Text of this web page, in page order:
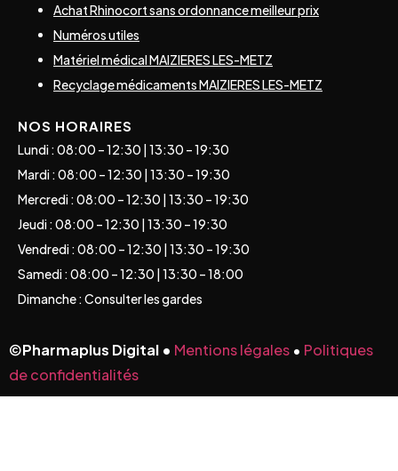
Achat Rhinocort sans ordonnance meilleur prix
Numéros utiles
Matériel médical MAIZIERES LES-METZ
Recyclage médicaments MAIZIERES LES-METZ
NOS HORAIRES
Lundi : 08:00 – 12:30 | 13:30 – 19:30
Mardi : 08:00 – 12:30 | 13:30 – 19:30
Mercredi : 08:00 – 12:30 | 13:30 – 19:30
Jeudi : 08:00 – 12:30 | 13:30 – 19:30
Vendredi : 08:00 – 12:30 | 13:30 – 19:30
Samedi : 08:00 – 12:30 | 13:30 – 18:00
Dimanche : Consulter les gardes
©Pharmaplus Digital • Mentions légales • Politiques
de confidentialités